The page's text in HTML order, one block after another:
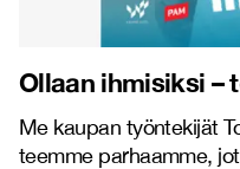
Ollaan ihmisiksi –
Me kaupan työntekijät
teemme parhaamme,